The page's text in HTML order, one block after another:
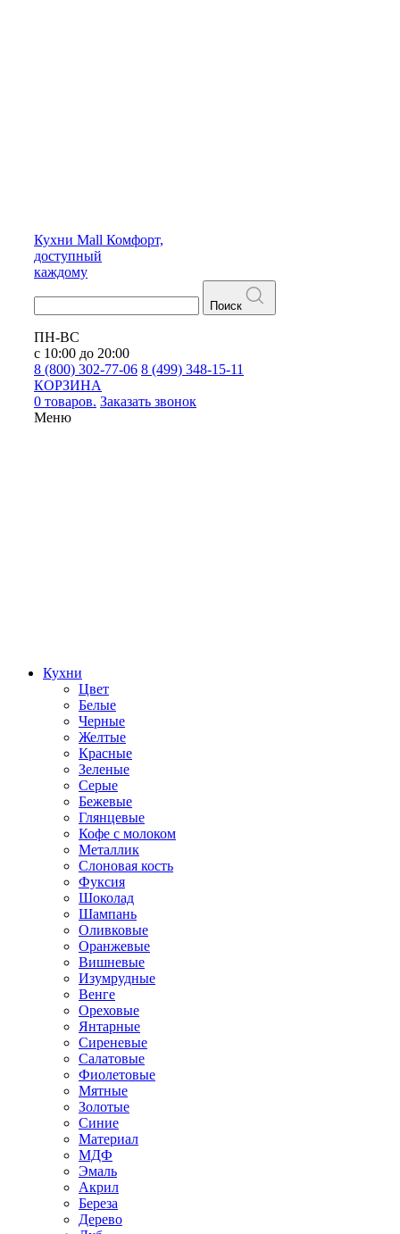
Кухни Mall Комфорт,
доступный
каждому
Поиск
ПН-ВС
с 10:00 до 20:00
8 (800) 302-77-06 8 (499) 348-15-11
КОРЗИНА
0 товаров. Заказать звонок
Меню
Кухни
Цвет
Белые
Черные
Желтые
Красные
Зеленые
Серые
Бежевые
Глянцевые
Кофе с молоком
Металлик
Слоновая кость
Фуксия
Шоколад
Шампань
Оливковые
Оранжевые
Вишневые
Изумрудные
Венге
Ореховые
Янтарные
Сиреневые
Салатовые
Фиолетовые
Мятные
Золотые
Синие
Материал
МДФ
Эмаль
Акрил
Береза
Дерево